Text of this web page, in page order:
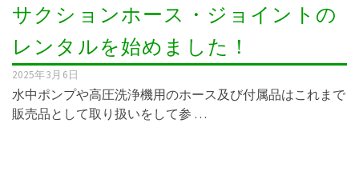
サクションホース・ジョイントの
レンタルを始めました！
2025年3月6日
水中ポンプや高圧洗浄機用のホース及び付属品はこれまで
販売品として取り扱いをして参 …